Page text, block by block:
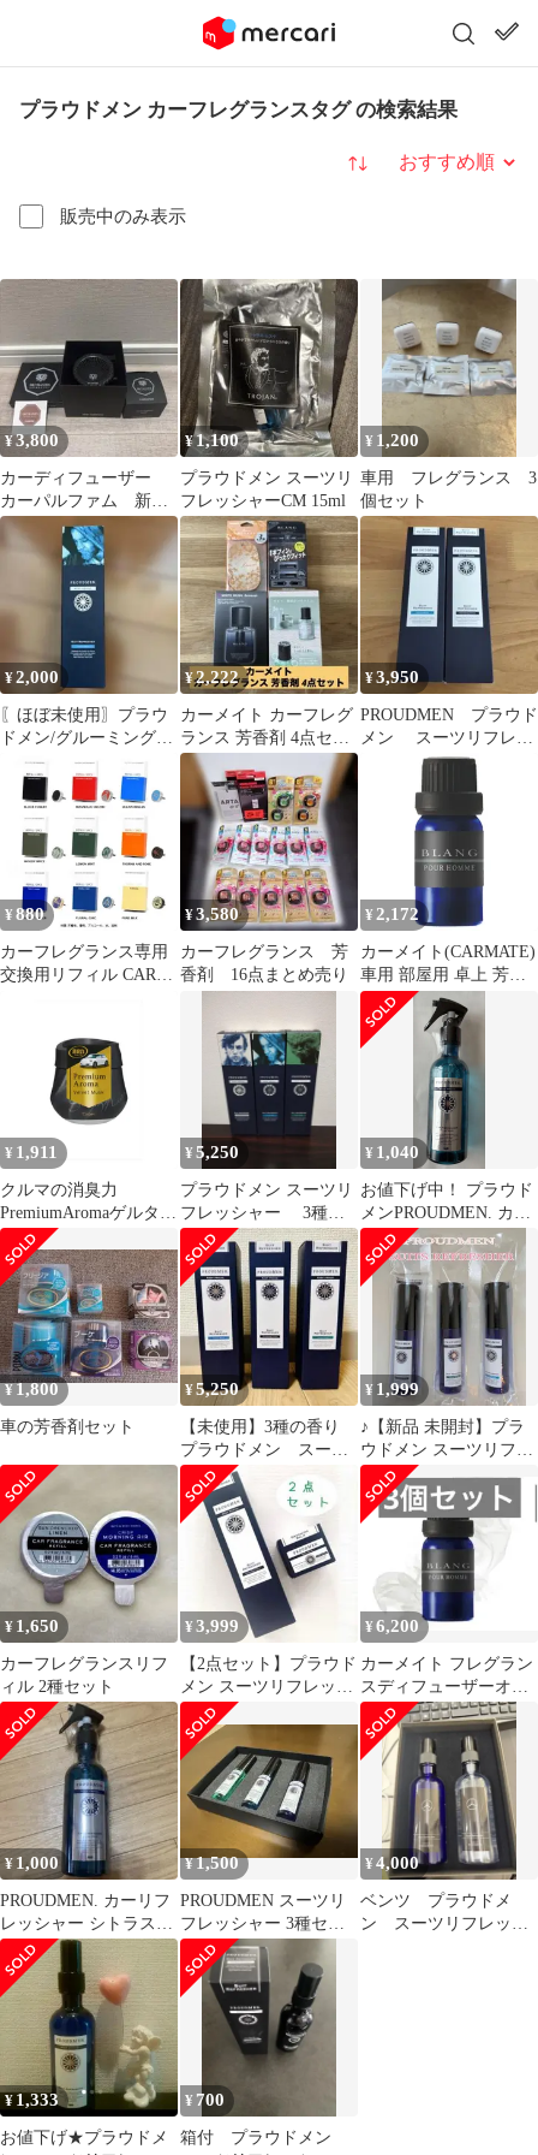
プラウドメン カーフレグランスタグ の検索結果
販売中のみ表示
並び替え
¥3,800
カーディフューザー
カーパルファム 新品
未使用
¥1,100
プラウドメン スーツリ
フレッシャーCM 15ml
¥ 1,200
車用 フレグランス 3
個セット
¥2,000
〖ほぼ未使用〗プラウ
ドメン/グルーミングシ
トラス /スーツリフレッ
シャー
¥2,222
カーメイト カーフレグ
ランス 芳香剤 4点セッ
ト
¥3,950
PROUDMEN プラウド
メン スーツリフレッ
シャー 2本セット
¥ 880
カーフレグランス専用
交換用リフィル CAR
¥3,580
カーフレグランス 芳
香剤 16点まとめ売り
¥ 2,172
カーメイト(CARMATE)
車用 部屋用 卓上 芳香
剤 噴霧式フレグランス
ディフューザー 専用 フ
レグランスオイル パフ
ューム プールオム
¥ 1,911
クルマの消臭力
PremiumAromaゲルタイ
プ ベルベットムスク
¥5,250
プラウドメン スーツリ
フレッシャー 3種セ
ット
¥ 1,040
お値下げ中！ プラウド
メンPROUDMEN. カー
リフレッシャー シトラ
スムスク
¥1,800
車の芳香剤セット
¥5,250
【未使用】3種の香り
プラウドメン スーツ
リフレッシャー 200ml
計3本
¥ 1,999
♪【新品 未開封】プラ
ウドメン スーツリフレ
ッシャー 15ml 3種セッ
ト♪
¥ 1,650
カーフレグランスリフ
ィル 2種セット
¥ 3,999
【2点セット】プラウド
メン スーツリフレッシ
ャー グルーミングバー
ム シトラス
¥6,200
カーメイト フレグラン
スディフューザーオイ
ル6個セット プールオ
ム
¥ 1,000
PROUDMEN. カーリフ
レッシャー シトラスム
スク
¥1,500
PROUDMEN スーツリ
フレッシャー 3種セッ
ト 15ml
¥4,000
ベンツ プラウドメ
ン スーツリフレッシ
¥ 1,333
お値下げ★プラウドメ
¥ 700
箱付 プラウドメン